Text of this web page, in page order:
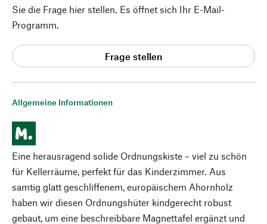
Allgemeine Informationen
Eine herausragend solide Ordnungskiste – viel zu schön
für Kellerräume, perfekt für das Kinderzimmer. Aus
samtig glatt geschliffenem, europäischem Ahornholz
haben wir diesen Ordnungshüter kindgerecht robust
gebaut, um eine beschreibbare Magnettafel ergänzt und
Sie die Frage hier stellen. Es öffnet sich Ihr E-Mail-
Programm.
Frage stellen